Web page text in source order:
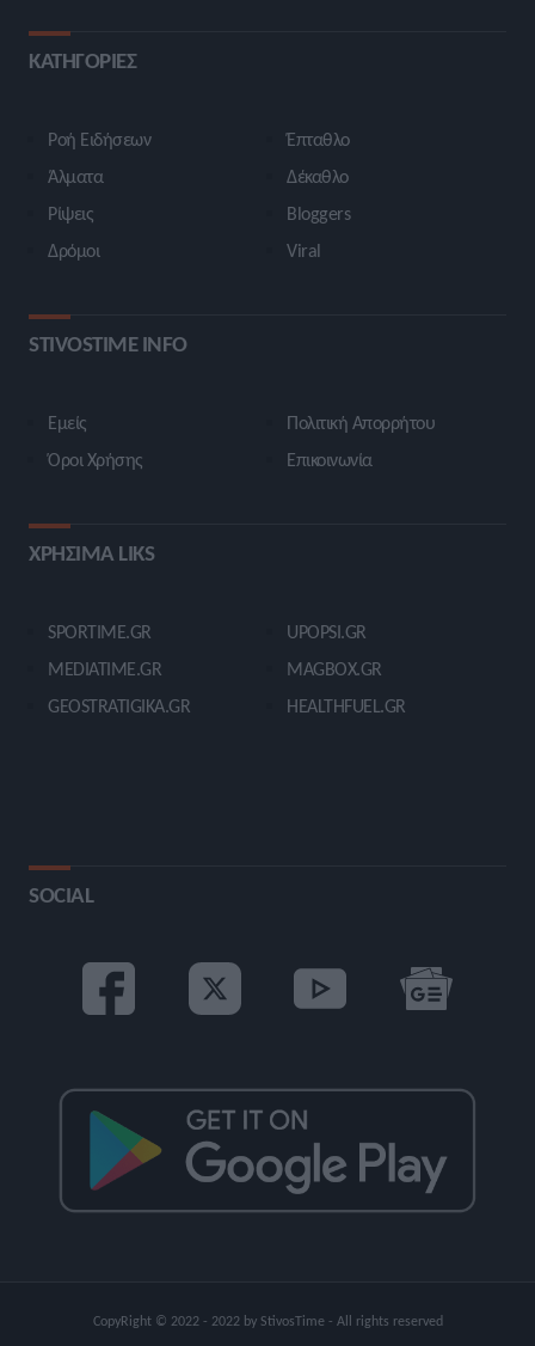
ΚΑΤΗΓΟΡΙΕΣ
Ροή Ειδήσεων
Άλματα
Ρίψεις
Δρόμοι
Έπταθλο
Δέκαθλο
Bloggers
Viral
STIVOSTIME INFO
Εμείς
Όροι Χρήσης
Πολιτική Απορρήτου
Επικοινωνία
ΧΡΗΣΙΜΑ LIKS
SPORTIME.GR
MEDIATIME.GR
GEOSTRATIGIKA.GR
UPOPSI.GR
MAGBOX.GR
HEALTHFUEL.GR
SOCIAL
CopyRight © 2022 - 2022 by StivosTime - All rights reserved